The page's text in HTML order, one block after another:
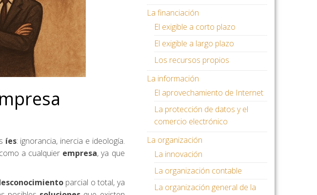
íes: ignorancia, inercia e ideología.
como a cualquier empresa, ya que
parcial o total, ya
La financiación
El exigible a corto plazo
El exigible a largo plazo
Los recursos propios
La información
El aprovechamiento de Internet
La protección de datos y el
comercio electrónico
La organización
La innovación
La organización contable
La organización general de la